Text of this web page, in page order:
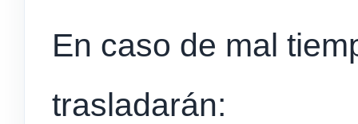
En caso de mal
trasladarán: